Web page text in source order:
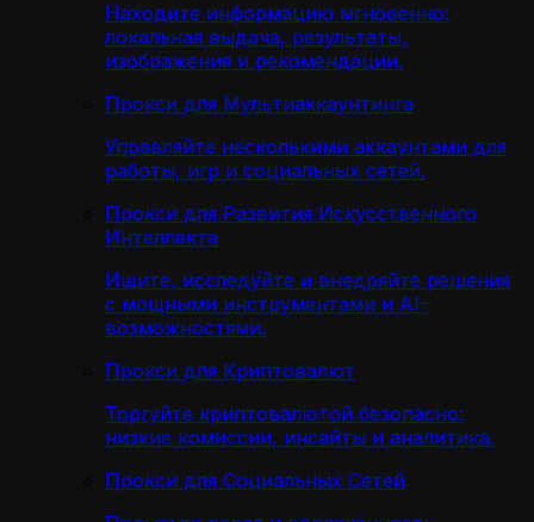
Находите информацию мгновенно:
локальная выдача, результаты,
изображения и рекомендации.
Прокси для Мультиаккаунтинга
Управляйте несколькими аккаунтами для
работы, игр и социальных сетей.
Прокси для Развития Искусственного
Интеллекта
Ищите, исследуйте и внедряйте решения
с мощными инструментами и AI-
возможностями.
Прокси для Криптовалют
Торгуйте криптовалютой безопасно:
низкие комиссии, инсайты и аналитика.
Прокси для Социальных Сетей